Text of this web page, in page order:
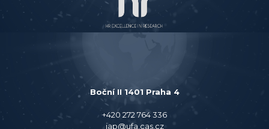
Boční II 1401 Praha 4
+420 272 764 336
iap@ufa.cas.cz